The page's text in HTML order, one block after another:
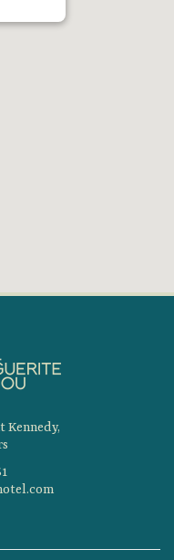
Kennedy,